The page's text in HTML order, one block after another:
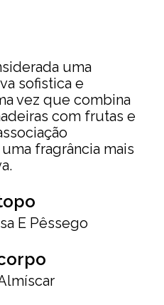
uma
sofistica e
vez que combina
com frutas e
fragrância mais
E Pêssego